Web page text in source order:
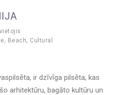
Beach Cultural
ir dzīvīga pilsēta, kas
arhitektūru, bagāto kultūru un